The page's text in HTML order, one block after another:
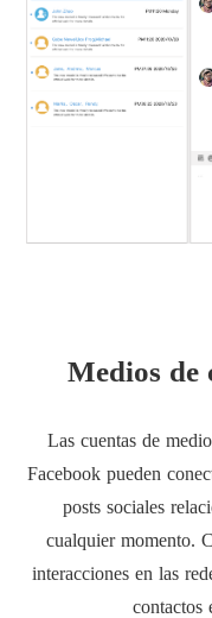
Medios de
Las cuentas de
Facebook pueden
posts sociales
cualquier momento.
interacciones en las
contactos